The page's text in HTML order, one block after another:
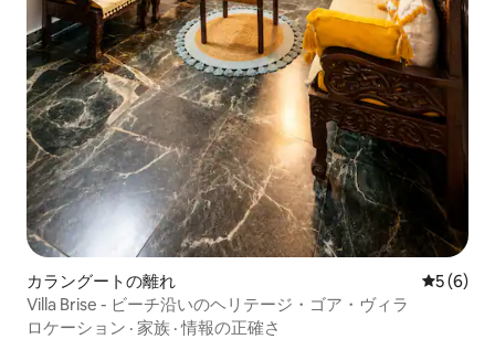
カラングートの離れ レビュー
5 (6)
Villa Brise - ビーチ沿いのヘリテージ・ゴア・ヴィラ
ロケーション · 家族 ·情報の正確さ